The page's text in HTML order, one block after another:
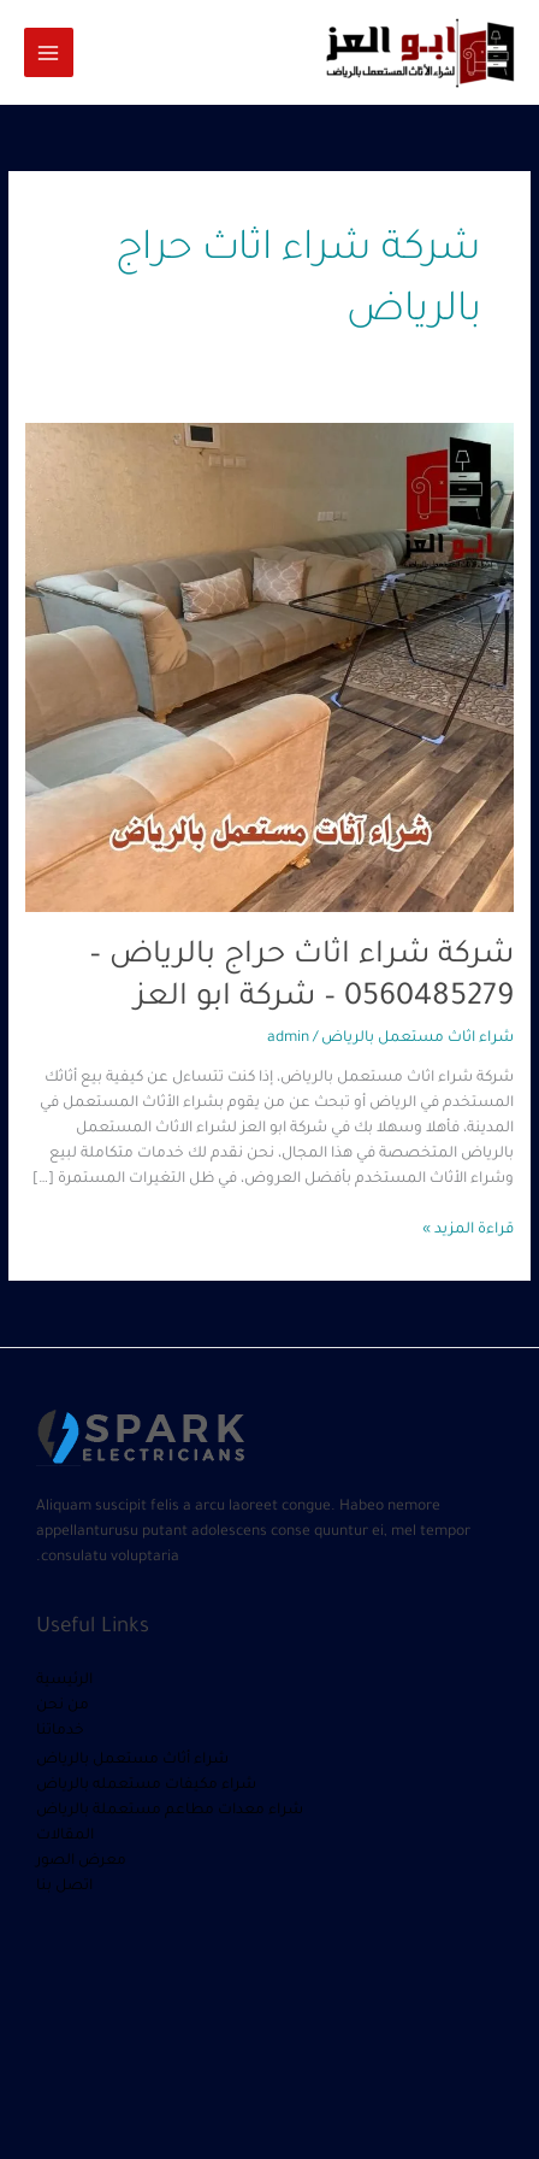
المحتوى
شركة شراء اثاث حراج
بالرياض
شركة شراء اثاث حراج بالرياض –
0560485279 – شركة ابو العز
شراء اثاث مستعمل بالرياض /
admin
شركة شراء اثاث مستعمل بالرياض، إذا كنت تتساءل عن كيفية بيع أثاثك
المستخدم في الرياض أو تبحث عن من يقوم بشراء الأثاث المستعمل في
المدينة، فأهلا وسهلا بك في شركة ابو العز لشراء الاثاث المستعمل
بالرياض المتخصصة في هذا المجال، نحن نقدم لك خدمات متكاملة لبيع
وشراء الأثاث المستخدم بأفضل العروض، في ظل التغيرات المستمرة […]
اثاث
حراج
بالرياض
–
0560485279
–
شركة
ابو
العز
قراءة المزيد »
Aliquam suscipit felis a arcu laoreet congue. Habeo nemore
appellanturusu putant adolescens conse quuntur ei, mel tempor
consulatu voluptaria.
Useful Links
الرئيسية
من نحن
خدماتنا
شراء أثاث مستعمل بالرياض
شراء مكيفات مستعمله بالرياض
شراء معدات مطاعم مستعملة بالرياض
المقالات
معرض الصور
اتصل بنا